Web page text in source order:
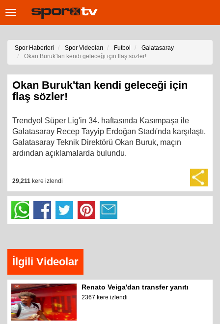
Toggle
Spor Haberleri Spor Videoları Futbol
Galatasaray
Okan Buruk'tan kendi geleceği için flaş sözler!
Okan Buruk'tan kendi geleceği için
flaş sözler!
Trendyol Süper Lig'in 34. haftasında Kasımpaşa ile
Galatasaray Recep Tayyip Erdoğan Stadı'nda karşılaştı.
Galatasaray Teknik Direktörü Okan Buruk, maçın
ardından açıklamalarda bulundu.
29,211 kere izlendi
İlgili Videolar
Renato Veiga'dan transfer yanıtı
2367 kere izlendi